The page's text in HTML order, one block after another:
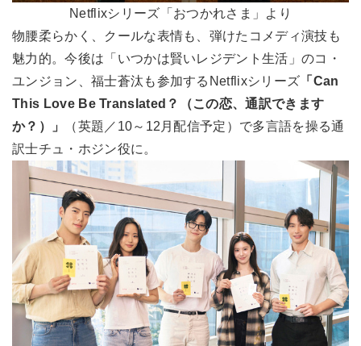
Netflixシリーズ「おつかれさま」より
物腰柔らかく、クールな表情も、弾けたコメディ演技も
魅力的。今後は「いつかは賢いレジデント生活」のコ・
ユンジョン、福士蒼汰も参加するNetflixシリーズ 「Can
This Love Be Translated？（この恋、通訳できます
か？）」
（英題／10～12月配信予定）で多言語を操る通
訳士チュ・ホジン役に。